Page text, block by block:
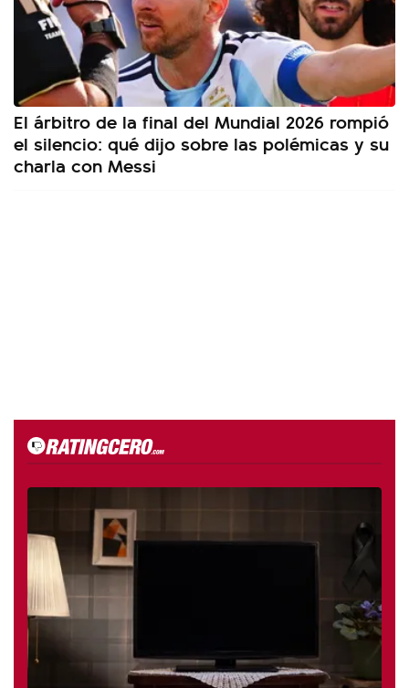
El árbitro de la final del Mundial 2026 rompió
el silencio: qué dijo sobre las polémicas y su
charla con Messi